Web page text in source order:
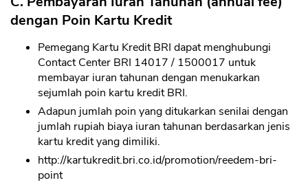
dengan Poin Kartu Kredit
Pemegang Kartu Kredit BRI dapat menghubungi
Contact Center BRI 14017 / 1500017 untuk
membayar iuran tahunan dengan menukarkan
sejumlah poin kartu kredit BRI.
Adapun jumlah poin yang ditukarkan senilai dengan
jumlah rupiah biaya iuran tahunan berdasarkan jenis
kartu kredit yang dimiliki.
http://kartukredit.bri.co.id/promotion/reedem-bri-
point